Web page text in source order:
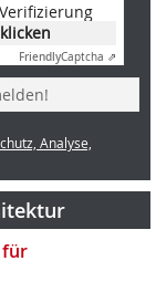
FriendlyCaptcha ⇗
Analyse,
für